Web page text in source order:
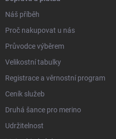
Náš příběh
Proč nakupovat u nás
Průvodce výběrem
Velikostní tabulky
Registrace a věrnostní program
Ceník služeb
Druhá šance pro merino
Udržitelnost